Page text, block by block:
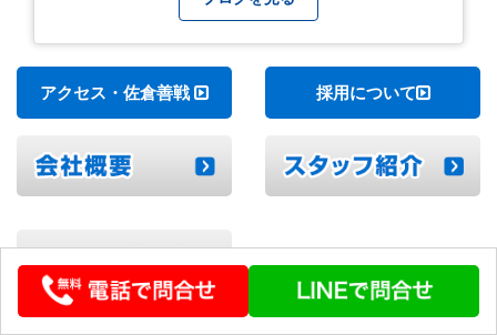
働くスタッフの為、会社を皆で良くしていく取り
組みを実施しております！ 心一新！これからも努
力を重ねてまいります！
アクセス・佐倉善戦 採用について
▼中古トラックを形状で探す(一覧)